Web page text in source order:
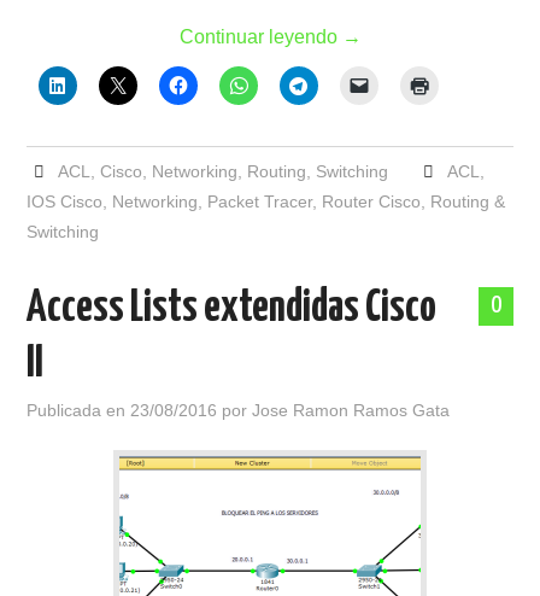
Continuar leyendo →
ACL Cisco Networking Routing Switching ACL
IOS Cisco
Networking Packet Tracer, Router Cisco
Routing &
Switching
0
Access Lists extendidas Cisco
II
Publicada en 23/08/2016 porJose Ramon Ramos Gata